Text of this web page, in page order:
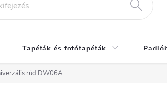
Tapéták és fotótapéták
rúd DW06A